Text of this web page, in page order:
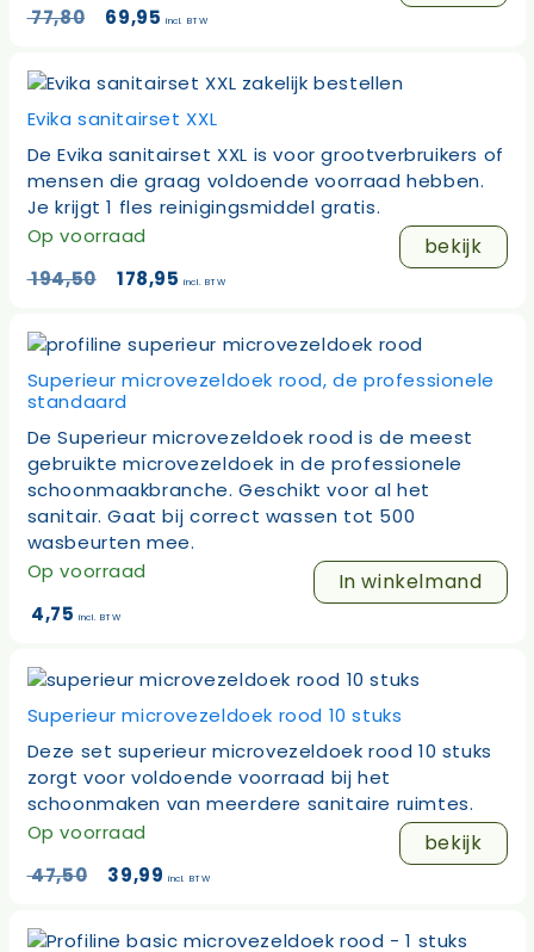
77,80
Oorspronkelijke
77,80.
69,95 Huidige
69,95.
incl. BTW
Evika sanitairset XXL
De Evika sanitairset XXL is voor grootverbruikers of
mensen die graag voldoende voorraad hebben.
Je krijgt 1 fles reinigingsmiddel gratis.
Op voorraad
bekijk
194,50
Oorspronkelijke
194,50.
178,95 Huidige
178,95.
incl. BTW
Superieur microvezeldoek rood, de professionele
standaard
De Superieur microvezeldoek rood is de meest
gebruikte microvezeldoek in de professionele
schoonmaakbranche. Geschikt voor al het
sanitair. Gaat bij correct wassen tot 500
wasbeurten mee.
Op voorraad
In winkelmand
4,75 incl. BTW
Superieur microvezeldoek rood 10 stuks
Deze set superieur microvezeldoek rood 10 stuks
zorgt voor voldoende voorraad bij het
schoonmaken van meerdere sanitaire ruimtes.
Op voorraad
bekijk
47,50
Oorspronkelijke
47,50.
39,99 Huidige
39,99.
incl. BTW